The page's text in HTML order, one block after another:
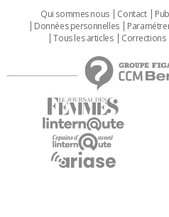
Qui sommes nous Contact
Données personnelles
Tous les articles
Corrections